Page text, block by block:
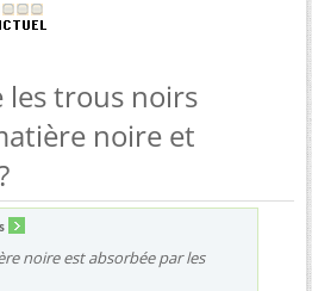
les trous noirs
noire et
noire est absorbée par les